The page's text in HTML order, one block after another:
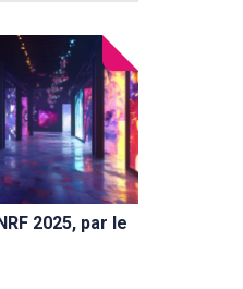
2025, par le